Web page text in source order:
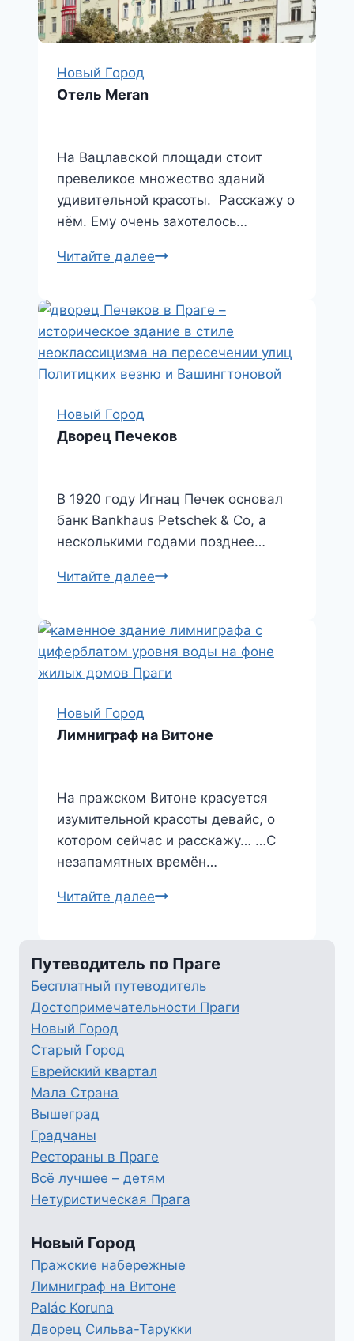
Новый Город
Отель Meran
На Вацлавской площади стоит
превеликое множество зданий
удивительной красоты. Расскажу о
нём. Ему очень захотелось…
Читайте далееОтель
Новый Город
Дворец Печеков
В 1920 году Игнац Печек основал
банк Bankhaus Petschek & Co, а
несколькими годами позднее…
Читайте далееДворец
Новый Город
Лимниграф на Витоне
На пражском Витоне красуется
изумительной красоты девайс, о
котором сейчас и расскажу… …С
незапамятных времён…
Читайте далееЛимниграф
Витоне
Путеводитель по Праге
Бесплатный путеводитель
Достопримечательности Праги
Новый Город
Старый Город
Еврейский квартал
Мала Страна
Вышеград
Градчаны
Рестораны в Праге
Всё лучшее – детям
Нетуристическая Прага
Новый Город
Пражские набережные
Лимниграф на Витоне
Palác Koruna
Дворец Сильва-Тарукки